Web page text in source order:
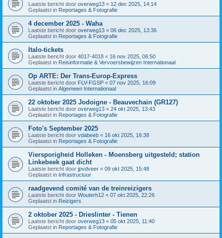
Laatste bericht door overweg13 « 12 dec 2025, 14:14
Geplaatst in Reportages & Fotografie
4 december 2025 - Waha
Laatste bericht door overweg13 « 06 dec 2025, 13:36
Geplaatst in Reportages & Fotografie
Italo-tickets
Laatste bericht door 4017-4018 « 16 nov 2025, 06:50
Geplaatst in Reisinformatie & Vervoersbewijzen Internationaal
Op ARTE: Der Trans-Europ-Express
Laatste bericht door FLV-FGSP « 07 nov 2025, 16:09
Geplaatst in Algemeen Internationaal
22 oktober 2025 Jodoigne - Beauvechain (GR127)
Laatste bericht door overweg13 « 24 okt 2025, 13:43
Geplaatst in Reportages & Fotografie
Foto's September 2025
Laatste bericht door vdabeeb « 16 okt 2025, 16:38
Geplaatst in Reportages & Fotografie
Viersporigheid Holleken - Moensberg uitgesteld; station
Linkebeek gaat dicht
Laatste bericht door jpvdveer « 09 okt 2025, 15:48
Geplaatst in Infrastructuur
raadgevend comité van de treinreizigers
Laatste bericht door Wouterh12 « 07 okt 2025, 22:26
Geplaatst in Reizigers
2 oktober 2025 - Drieslinter - Tienen
Laatste bericht door overweg13 « 05 okt 2025, 11:40
Geplaatst in Reportages & Fotografie